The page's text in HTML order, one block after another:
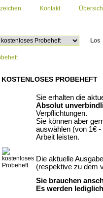
Kontakt
Los
KOSTENLOSES PROBEHEFT
Sie erhalten die
Absolut
Verpflichtungen.
Sie können aber
auswählen (von 1€
Arbeit leisten.
Die aktuelle
(respektive zu dem
Sie brauchen
Es werden